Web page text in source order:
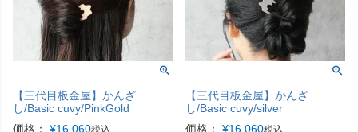
【三代目板金屋】かんざ
し/Basic cuvy/PinkGold
価格：
¥16,060税込
【三代目板金屋】かんざ
し/Basic cuvy/silver
価格：
¥16,060税込